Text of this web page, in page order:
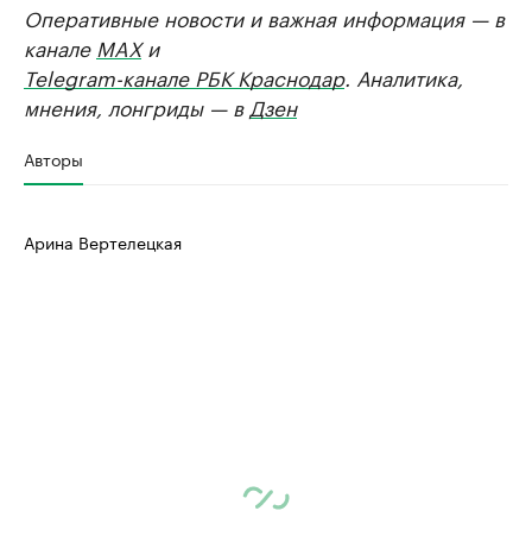
Оперативные новости и важная информация — в
канале MAXи
Telegram-канале РБК Краснодар. Аналитика,
мнения, лонгриды — в Дзен
Авторы
Арина Вертелецкая